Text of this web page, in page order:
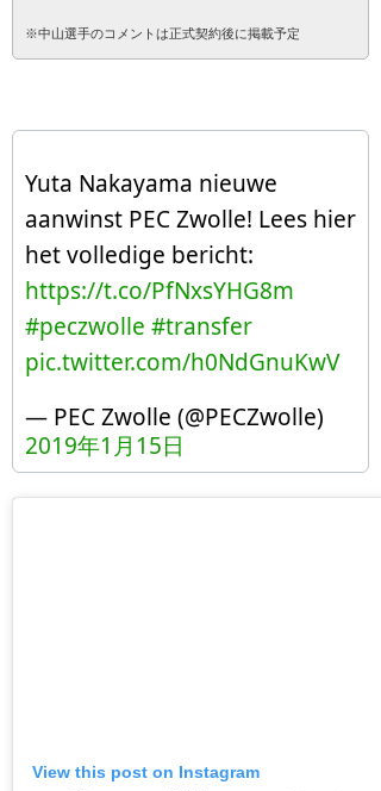
※中山選手のコメントは正式契約後に掲載予定
Yuta Nakayama nieuwe
aanwinst PEC Zwolle! Lees hier
het volledige bericht:
https://t.co/PfNxsYHG8m
#peczwolle #transfer
pic.twitter.com/h0NdGnuKwV
— PEC Zwolle (@PECZwolle)
2019年1月15日
View this post on Instagram